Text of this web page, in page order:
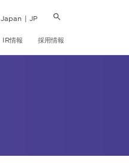
Japan | JP
IR情報 採用情報